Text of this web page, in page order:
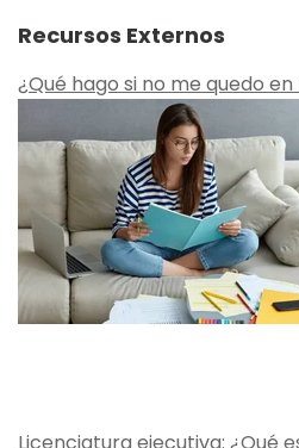
Recursos Externos
¿Qué hago si no me quedo